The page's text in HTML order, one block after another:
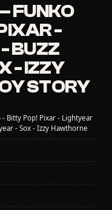
FUNKO
-
BUZZ
- IZZY
STORY
- Bitty Pop! Pixar - Lightyear
- Sox - Izzy Hawthorne